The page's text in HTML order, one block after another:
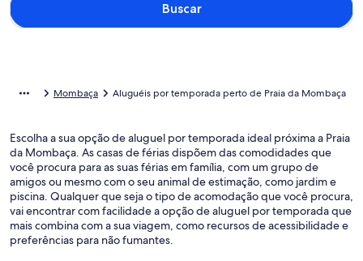
Buscar
Mombaça Aluguéis por temporada perto de Praia da Mombaça
Escolha a sua opção de aluguel por temporada ideal próxima a Praia
da Mombaça. As casas de férias dispõem das comodidades que
você procura para as suas férias em família, com um grupo de
amigos ou mesmo com o seu animal de estimação, como jardim e
piscina. Qualquer que seja o tipo de acomodação que você procura,
vai encontrar com facilidade a opção de aluguel por temporada que
mais combina com a sua viagem, como recursos de acessibilidade e
preferências para não fumantes.